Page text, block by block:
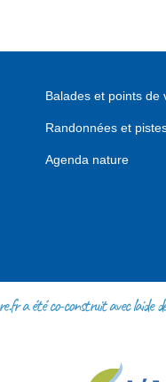
Balades et points de
Randonnées et
Agenda nature
a été co-construit avec l'aide de